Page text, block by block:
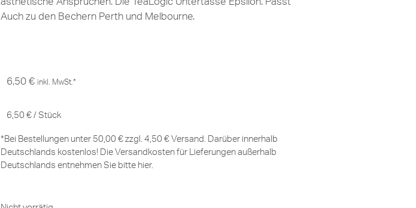
Auch zu den Bechern Perth und Melbourne.
6,50 € inkl. MwSt.*
6,50 € / Stück
*Bei Bestellungen unter 50,00 € zzgl. 4,50 € Versand. Darüber innerhalb
Deutschlands kostenlos! Die Versandkosten für Lieferungen außerhalb
Deutschlands entnehmen Sie bitte hier.